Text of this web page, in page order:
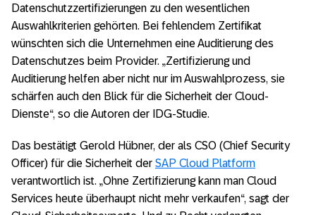
Datenschutzzertifizierungen zu den wesentlichen
Auswahlkriterien gehörten. Bei fehlendem Zertifikat
wünschten sich die Unternehmen eine Auditierung des
Datenschutzes beim Provider. „Zertifizierung und
Auditierung helfen aber nicht nur im Auswahlprozess, sie
schärfen auch den Blick für die Sicherheit der Cloud-
Dienste“, so die Autoren der IDG-Studie.
Das bestätigt Gerold Hübner, der als CSO (Chief Security
Officer) für die Sicherheit der SAP Cloud Platform
verantwortlich ist. „Ohne Zertifizierung kann man Cloud
Services heute überhaupt nicht mehr verkaufen“, sagt der